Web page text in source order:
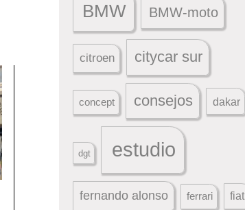
BMW BMW-moto
citroen citycar sur
concept consejos dakar
dgt estudio
fernando alonso ferrari fiat